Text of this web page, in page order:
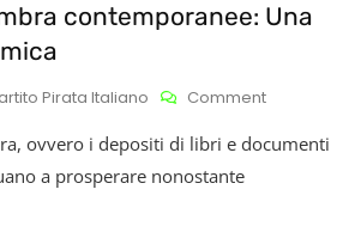
contemporanee: Una
Pirata Italiano CommentOn
Ombra
ovvero i depositi di libri e documenti
a prosperare nonostante